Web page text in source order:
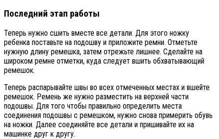
Последний этап работы
Теперь нужно сшить вместе все детали. Для этого ножку
ребенка поставьте на подошву и приложите ремни. Отметьте
нужную длину ремешка, затем отрежьте лишнее. Сделайте на
широком ремне отметки, куда следует вшить обхватывающий
ремешок.
Теперь распарывайте швы во всех отмеченных местах и вшейте
ремешок. Ремень же нужно разместить на верхней части
подошвы. Для того чтобы правильно определить места
соединения подошвы с ремешком, нужно снова примерить обувь
на ножки. Далее соединяйте все детали и пришивайте их на
машинке друг к другу.